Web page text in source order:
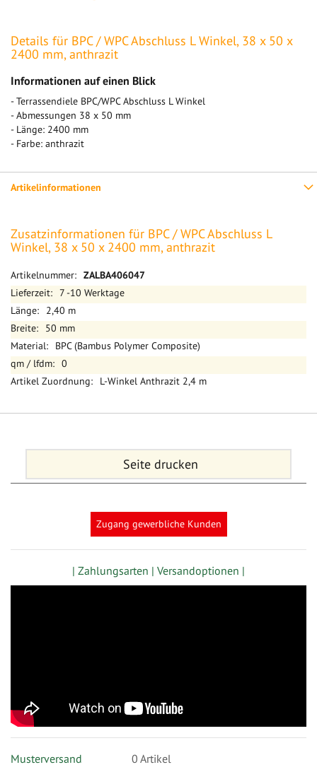
Details für BPC / WPC Abschluss L Winkel, 38 x 50 x
2400 mm, anthrazit
Informationen auf einen Blick
- Terrassendiele BPC/WPC Abschluss L Winkel
- Abmessungen 38 x 50 mm
- Länge: 2400 mm
- Farbe: anthrazit
Artikelinformationen
Zusatzinformationen für BPC / WPC Abschluss L
Winkel, 38 x 50 x 2400 mm, anthrazit
Mehr
Informationen
ZALBA406047
7 -10 Werktage
2,40 m
50 mm
BPC (Bambus Polymer Composite)
0
L-Winkel Anthrazit 2,4 m
Seite drucken
Zugang gewerbliche Kunden
| Zahlungsarten | Versandoptionen |
Musterversand 0 Artikel